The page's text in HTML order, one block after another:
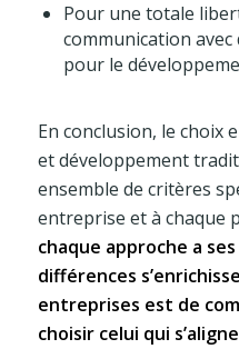
Pour une totale
communication avec
pour le
En conclusion, le choix
et développement
ensemble de critères
entreprise et à chaque
chaque approche a
différences
entreprises est de
choisir celui qui